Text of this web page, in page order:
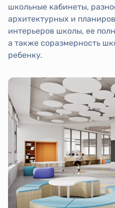
школьные кабинеты,
архитектурных и
интерьеров школы, ее
а также соразмерность
ребенку.